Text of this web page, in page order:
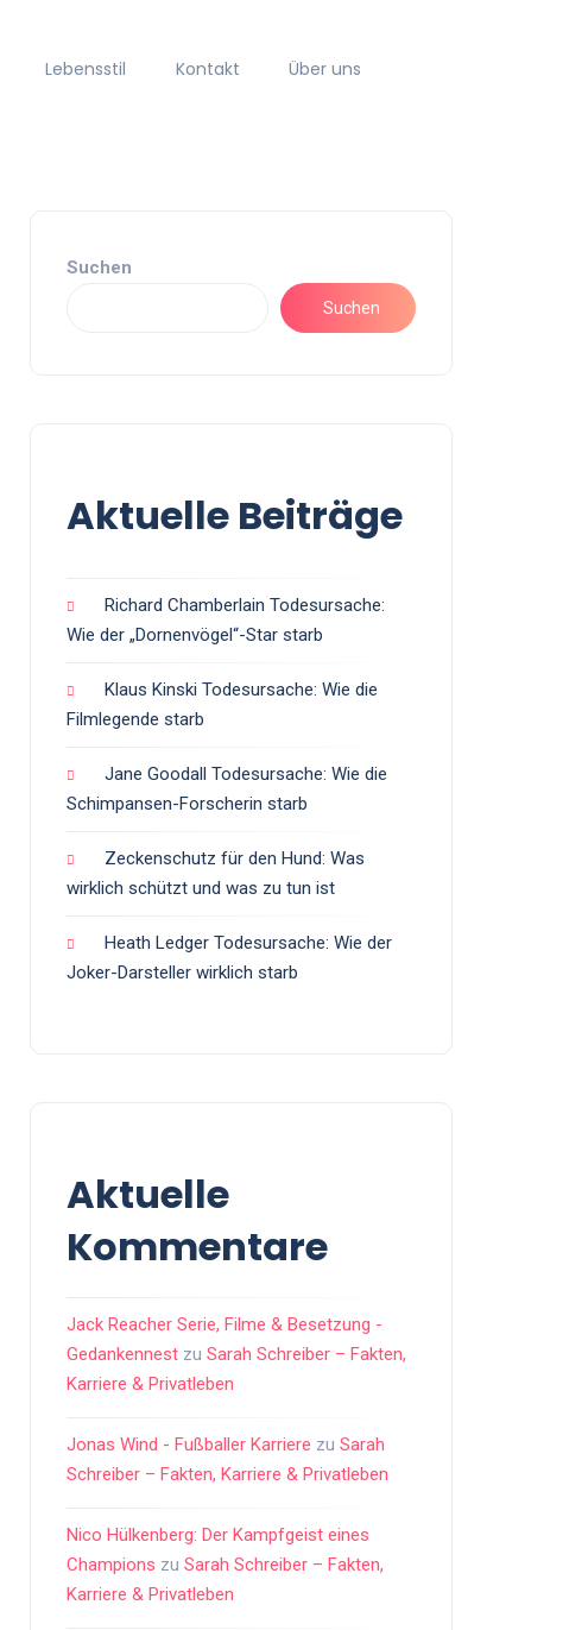
Lebensstil Kontakt Über uns
Suchen
Suchen
Aktuelle Beiträge
Richard Chamberlain Todesursache:
Wie der „Dornenvögel“-Star starb
Klaus Kinski Todesursache: Wie die
Filmlegende starb
Jane Goodall Todesursache: Wie die
Schimpansen-Forscherin starb
Zeckenschutz für den Hund: Was
wirklich schützt und was zu tun ist
Heath Ledger Todesursache: Wie der
Joker-Darsteller wirklich starb
Aktuelle
Kommentare
Jack Reacher Serie, Filme & Besetzung -
Gedankennest zu Sarah Schreiber – Fakten,
Karriere & Privatleben
Jonas Wind - Fußballer Karriere zu Sarah
Schreiber – Fakten, Karriere & Privatleben
Nico Hülkenberg: Der Kampfgeist eines
Champions zu Sarah Schreiber – Fakten,
Karriere & Privatleben